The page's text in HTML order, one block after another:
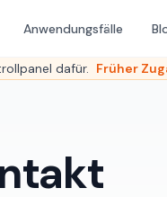
Anwendungsfälle
dafür. Früher